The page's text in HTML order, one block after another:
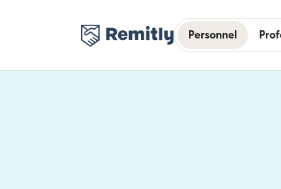
Personnel